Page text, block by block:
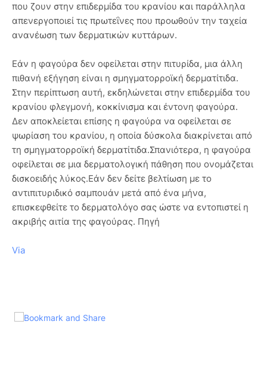
που ζουν στην επιδερμίδα του κρανίου και παράλληλα
απενεργοποιεί τις πρωτεΐνες που προωθούν την ταχεία
ανανέωση των δερματικών κυττάρων.
Εάν η φαγούρα δεν οφείλεται στην πιτυρίδα, μια άλλη
πιθανή εξήγηση είναι η σμηγματορροϊκή δερματίτιδα.
Στην περίπτωση αυτή, εκδηλώνεται στην επιδερμίδα του
κρανίου φλεγμονή, κοκκίνισμα και έντονη φαγούρα.
Δεν αποκλείεται επίσης η φαγούρα να οφείλεται σε
ψωρίαση του κρανίου, η οποία δύσκολα διακρίνεται από
τη σμηγματορροϊκή δερματίτιδα.Σπανιότερα, η φαγούρα
οφείλεται σε μια δερματολογική πάθηση που ονομάζεται
δισκοειδής λύκος.Εάν δεν δείτε βελτίωση με το
αντιπιτυριδικό σαμπουάν μετά από ένα μήνα,
επισκεφθείτε το δερματολόγο σας ώστε να εντοπιστεί η
ακριβής αιτία της φαγούρας. Πηγή
Via